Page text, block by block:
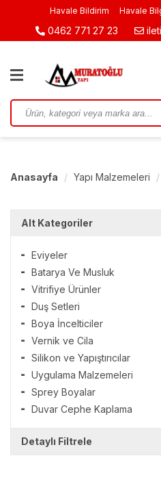
Havale Bildirim Havale
0462 771 27 23
Anasayfa Yapı Malzemeleri
Alt Kategoriler
Eviyeler
Batarya Ve Musluk
Vitrifiye Ürünler
Duş Setleri
Boya İncelticiler
Vernik ve Cila
Silikon ve Yapıştırıcılar
Uygulama Malzemeleri
Sprey Boyalar
Duvar Cephe Kaplama
Detaylı Filtrele